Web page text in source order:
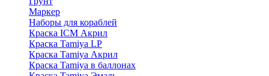
Маркер
Наборы для кораблей
Краска ICM Акрил
Краска Tamiya LP
Краска Tamiya Акрил
Краска Tamiya в баллонах